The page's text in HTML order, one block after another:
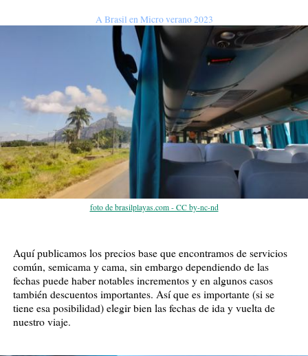
A Brasil en Micro verano 2023
foto de brasilplayas.com - CC by-nc-nd
Aquí publicamos los precios base que encontramos de servicios
común, semicama y cama, sin embargo dependiendo de las
fechas puede haber notables incrementos y en algunos casos
también descuentos importantes. Así que es importante (si se
tiene esa posibilidad) elegir bien las fechas de ida y vuelta de
nuestro viaje.